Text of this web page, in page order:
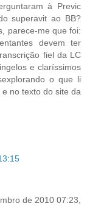
à Previc
superavit ao BB?
parece-me que foi:
devem ter
fiel da LC
e claríssimos
o que li
no texto do site da
de 2010 07:23,